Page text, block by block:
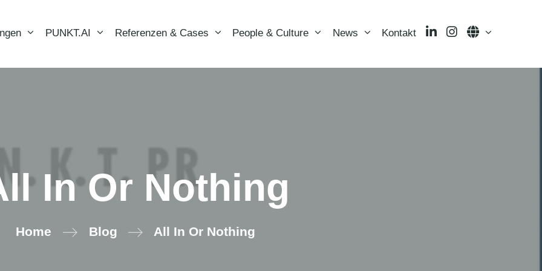
PUNKT.AI Referenzen & Cases People & Culture News Kontakt LinkedInInstagramLanguage
In Or Nothing
Home Blog All In Or Nothing